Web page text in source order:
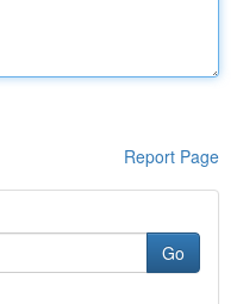
Report Page
Go